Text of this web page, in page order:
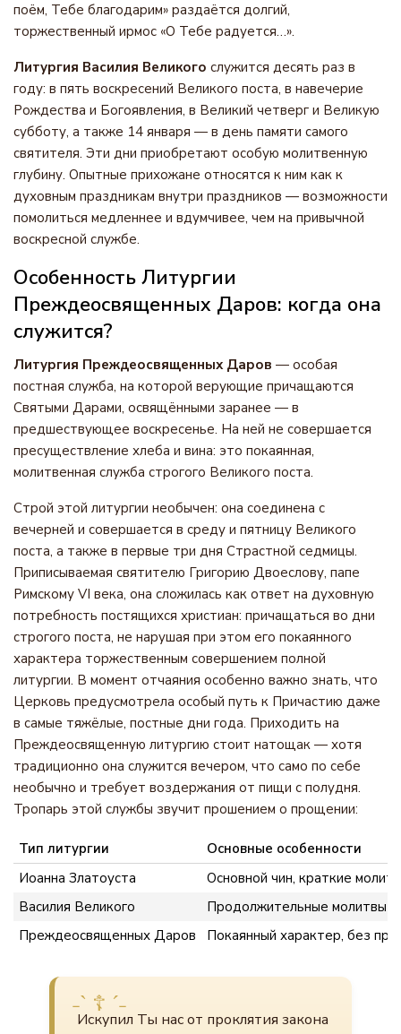
поём, Тебе благодарим» раздаётся долгий,
торжественный ирмос «О Тебе радуется…».
Литургия Василия Великого служится десять раз в
году: в пять воскресений Великого поста, в навечерие
Рождества и Богоявления, в Великий четверг и Великую
субботу, а также 14 января — в день памяти самого
святителя. Эти дни приобретают особую молитвенную
глубину. Опытные прихожане относятся к ним как к
духовным праздникам внутри праздников — возможности
помолиться медленнее и вдумчивее, чем на привычной
воскресной службе.
Особенность Литургии
Преждеосвященных Даров: когда она
служится?
Литургия Преждеосвященных Даров — особая
постная служба, на которой верующие причащаются
Святыми Дарами, освящёнными заранее — в
предшествующее воскресенье. На ней не совершается
пресуществление хлеба и вина: это покаянная,
молитвенная служба строгого Великого поста.
Строй этой литургии необычен: она соединена с
вечерней и совершается в среду и пятницу Великого
поста, а также в первые три дня Страстной седмицы.
Приписываемая святителю Григорию Двоеслову, папе
Римскому VI века, она сложилась как ответ на духовную
потребность постящихся христиан: причащаться во дни
строгого поста, не нарушая при этом его покаянного
характера торжественным совершением полной
литургии. В момент отчаяния особенно важно знать, что
Церковь предусмотрела особый путь к Причастию даже
в самые тяжёлые, постные дни года. Приходить на
Преждеосвященную литургию стоит натощак — хотя
традиционно она служится вечером, что само по себе
необычно и требует воздержания от пищи с полудня.
Тропарь этой службы звучит прошением о прощении:
Тип литургии
Основные особенности
Иоанна Златоуста
Основной чин, краткие
Василия Великого
Продолжительные молитвы
Преждеосвященных Даров
Покаянный характер, без
Искупил Ты нас от проклятия закона